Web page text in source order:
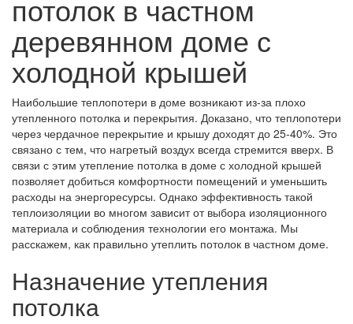
потолок в частном
деревянном доме с
холодной крышей
Наибольшие теплопотери в доме возникают из-за плохо
утепленного потолка и перекрытия. Доказано, что теплопотери
через чердачное перекрытие и крышу доходят до 25-40%. Это
связано с тем, что нагретый воздух всегда стремится вверх. В
связи с этим утепление потолка в доме с холодной крышей
позволяет добиться комфортности помещений и уменьшить
расходы на энергоресурсы. Однако эффективность такой
теплоизоляции во многом зависит от выбора изоляционного
материала и соблюдения технологии его монтажа. Мы
расскажем, как правильно утеплить потолок в частном доме.
Назначение утепления
потолка